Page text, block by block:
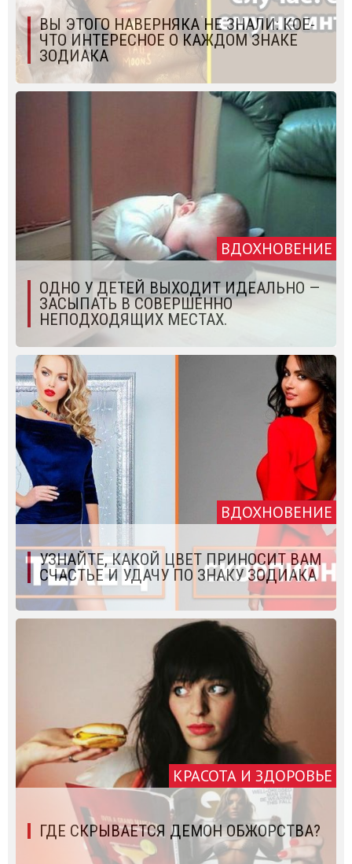
ВЫ ЭТОГО НАВЕРНЯКА НЕ ЗНАЛИ: КОЕ-
ЧТО ИНТЕРЕСНОЕ О КАЖДОМ ЗНАКЕ
ЗОДИАКА
ВДОХНОВЕНИЕ
ОДНО У ДЕТЕЙ ВЫХОДИТ ИДЕАЛЬНО —
ЗАСЫПАТЬ В СОВЕРШЕННО
НЕПОДХОДЯЩИХ МЕСТАХ.
ВДОХНОВЕНИЕ
УЗНАЙТЕ, КАКОЙ ЦВЕТ ПРИНОСИТ ВАМ
СЧАСТЬЕ И УДАЧУ ПО ЗНАКУ ЗОДИАКА
КРАСОТА И ЗДОРОВЬЕ
ГДЕ СКРЫВАЕТСЯ ДЕМОН ОБЖОРСТВА?